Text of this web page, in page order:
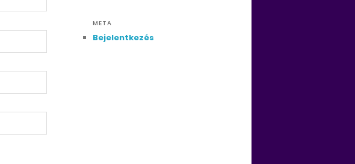
META
Bejelentkezés